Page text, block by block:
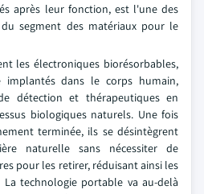
après leur fonction, est l'une des
segment des matériaux pour le
les électroniques biorésorbables,
dans le corps humain,
détection et thérapeutiques en
biologiques naturels. Une fois
terminée, ils se désintègrent
naturelle sans nécessiter de
pour les retirer, réduisant ainsi les
technologie portable va au-delà